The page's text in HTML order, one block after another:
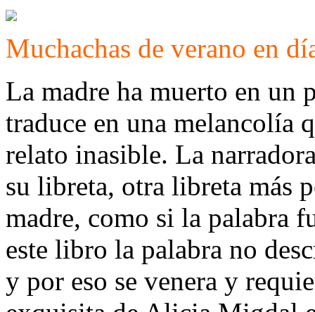
Muchachas de verano en
La madre ha muerto en un
traduce en una melancolía
relato inasible. La
su libreta, otra libreta más
madre, como si la palabra
este libro la palabra no
y por eso se venera y